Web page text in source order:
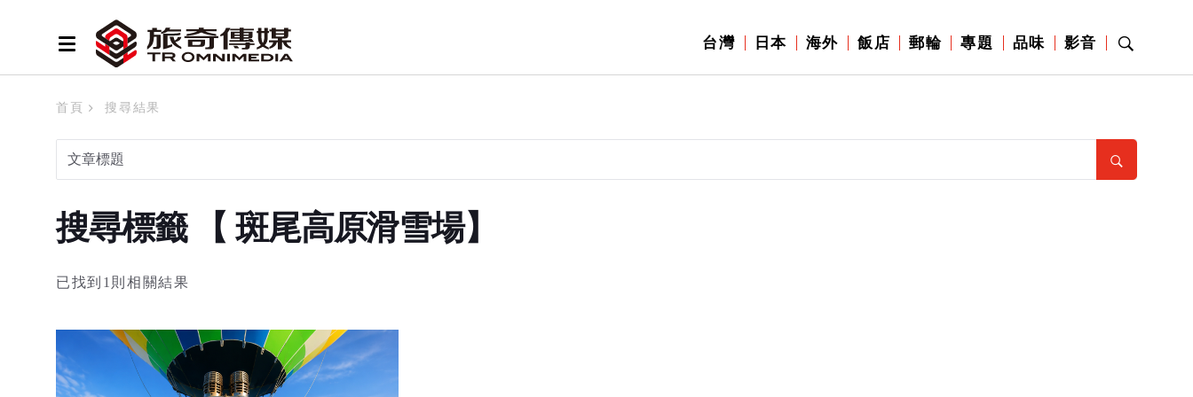
台灣 日本 海外 飯店 郵輪 專題 品味 影音
首頁 搜尋結果
搜尋標籤 【 斑尾高原滑雪場】
已找到1則相關結果